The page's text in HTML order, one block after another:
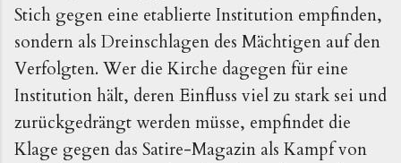
Stich gegen eine etablierte Institution empfinden,
sondern als Dreinschlagen des Mächtigen auf den
Verfolgten. Wer die Kirche dagegen für eine
Institution hält, deren Einfluss viel zu stark sei und
zurückgedrängt werden müsse, empfindet die
Klage gegen das Satire-Magazin als Kampf von